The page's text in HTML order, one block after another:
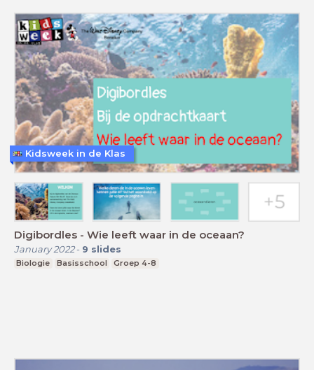
Digibordles - Wie leeft waar in de oceaan?
January 2022- 9 slides
Biologie Basisschool Groep 4-8
Kidsweek in de Klas